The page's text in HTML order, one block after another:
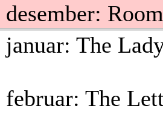
desember:
januar: The
februar: The